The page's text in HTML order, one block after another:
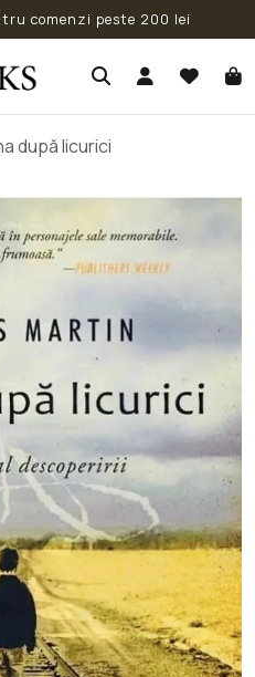
comenzi peste 200 lei
după licurici